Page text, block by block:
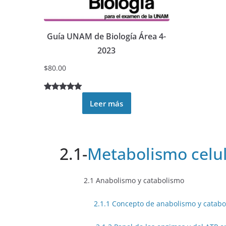
Guía UNAM de Biología Área 4-
2023
$80.00
Leer más
2.1-Metabolismo
2.1 Anabolismo y catabolismo
2.1.1 Concepto de anabolismo y